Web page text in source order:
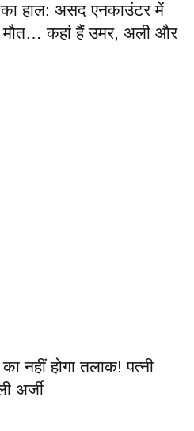
हाल: असद एनकाउंटर में
कहां हैं उमर, अली और
नहीं होगा तलाक! पत्नी
अर्जी